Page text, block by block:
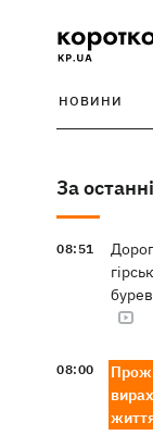
НОВИНИ
За
08:51
08:00